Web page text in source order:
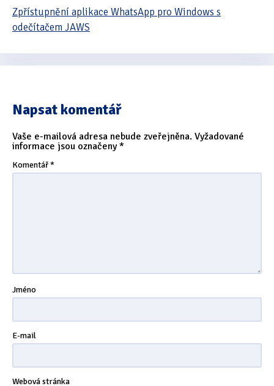
Zpřístupnění aplikace WhatsApp pro Windows s
odečítačem JAWS
Napsat komentář
Vaše e-mailová adresa nebude zveřejněna. Vyžadované
informace jsou označeny*
Komentář*
Jméno
E-mail
Webová stránka